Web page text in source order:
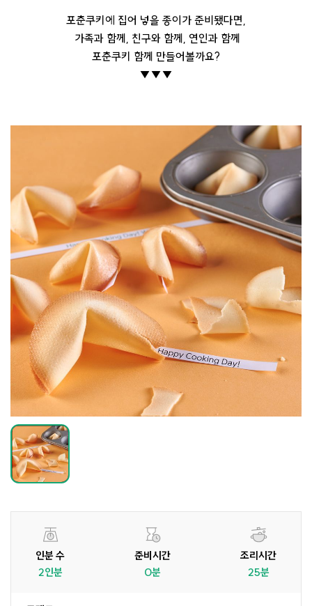
포춘쿠키에 집어 넣을 종이가 준비됐다면,
가족과 함께, 친구와 함께, 연인과 함께
포춘쿠키 함께 만들어볼까요?
▼▼▼
인분 수
2인분
준비시간
0분
조리시간
25분